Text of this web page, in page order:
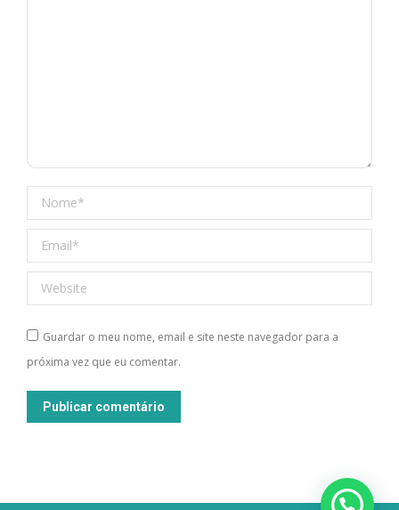
Nome *
Email *
Website
Guardar o meu nome, email e site neste navegador para a
próxima vez que eu comentar.
Publicar comentário